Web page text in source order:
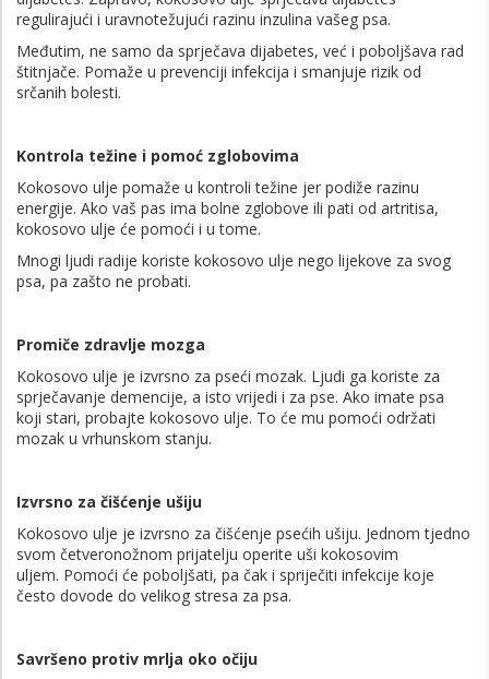
regulirajući i uravnotežujući razinu inzulina vašeg psa.
Međutim, ne samo da sprječava dijabetes, već i poboljšava rad
štitnjače. Pomaže u prevenciji infekcija i smanjuje rizik od
srčanih bolesti.
Kontrola težine i pomoć zglobovima
Kokosovo ulje pomaže u kontroli težine jer podiže razinu
energije. Ako vaš pas ima bolne zglobove ili pati od artritisa,
kokosovo ulje će pomoći i u tome.
Mnogi ljudi radije koriste kokosovo ulje nego lijekove za svog
psa, pa zašto ne probati.
Promiče zdravlje mozga
Kokosovo ulje je izvrsno za pseći mozak. Ljudi ga koriste za
sprječavanje demencije, a isto vrijedi i za pse. Ako imate psa
koji stari, probajte kokosovo ulje. To će mu pomoći održati
mozak u vrhunskom stanju.
Izvrsno za čišćenje ušiju
Kokosovo ulje je izvrsno za čišćenje psećih ušiju. Jednom tjedno
svom četveronožnom prijatelju operite uši kokosovim
uljem. Pomoći će poboljšati, pa čak i spriječiti infekcije koje
često dovode do velikog stresa za psa.
Savršeno protiv mrlja oko očiju